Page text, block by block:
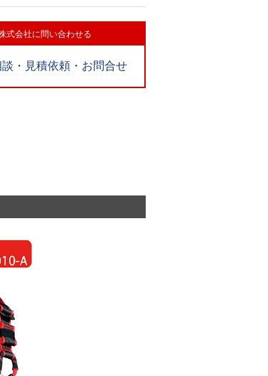
式会社に問い合わせる
・見積依頼・お問合せ